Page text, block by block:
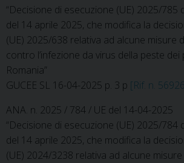
“Decisione di esecuzione (UE) 2025/785
del 14 aprile 2025, che modifica la
(UE) 2025/638 relativa ad alcune misure
contro l’infezione da virus della peste
Romania”
GUCEE SL 16-04-2025 p. 3 p [Rif. n.
ANA. n. 2025 / 784 / UE del 14-04-2025
“Decisione di esecuzione (UE) 2025/784
del 14 aprile 2025, che modifica la
(UE) 2024/3238 relativa ad alcune